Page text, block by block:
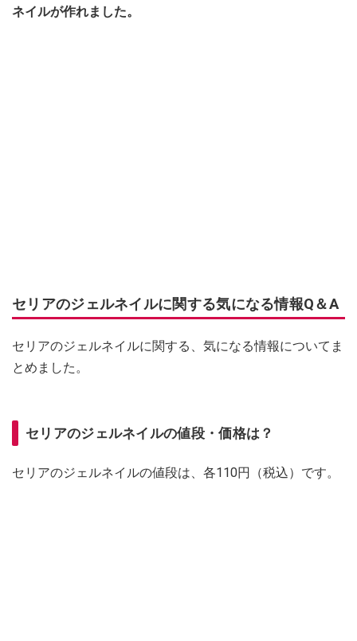
ネイルが作れました。
セリアのジェルネイルに関する気になる情報Q＆A
セリアのジェルネイルに関する、気になる情報についてま
とめました。
セリアのジェルネイルの値段・価格は？
セリアのジェルネイルの値段は、各110円（税込）です。